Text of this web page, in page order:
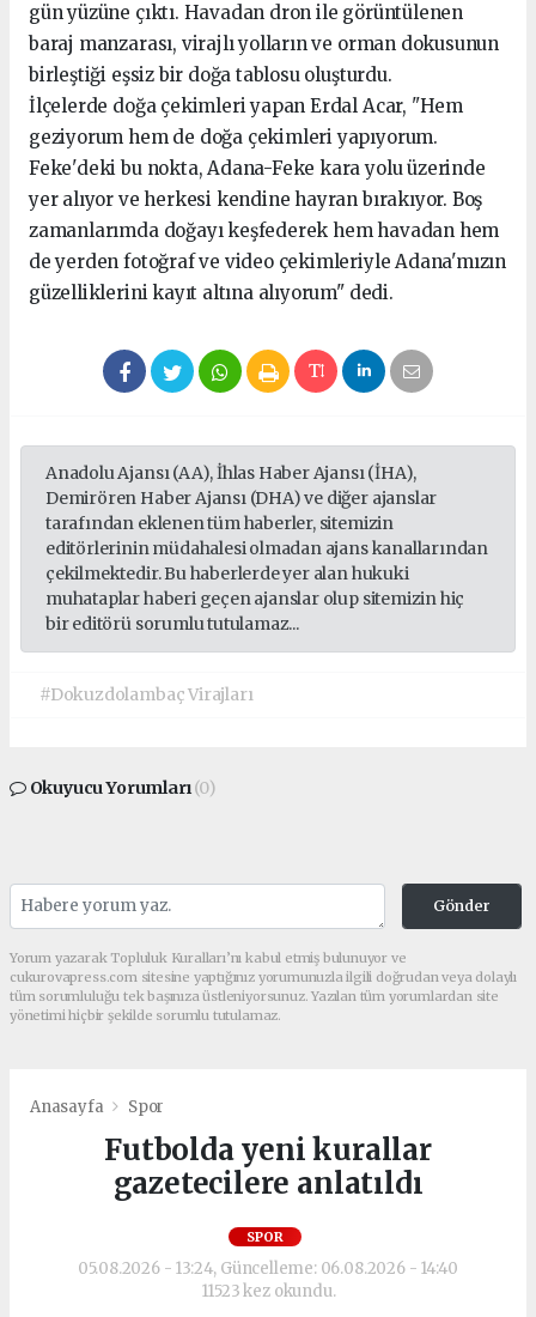
gün yüzüne çıktı. Havadan dron ile görüntülenen
baraj manzarası, virajlı yolların ve orman dokusunun
birleştiği eşsiz bir doğa tablosu oluşturdu.
İlçelerde doğa çekimleri yapan Erdal Acar, "Hem
geziyorum hem de doğa çekimleri yapıyorum.
Feke'deki bu nokta, Adana-Feke kara yolu üzerinde
yer alıyor ve herkesi kendine hayran bırakıyor. Boş
zamanlarımda doğayı keşfederek hem havadan hem
de yerden fotoğraf ve video çekimleriyle Adana'mızın
güzelliklerini kayıt altına alıyorum" dedi.
Anadolu Ajansı (AA), İhlas Haber Ajansı (İHA),
Demirören Haber Ajansı (DHA) ve diğer ajanslar
tarafından eklenen tüm haberler, sitemizin
editörlerinin müdahalesi olmadan ajans kanallarından
çekilmektedir. Bu haberlerde yer alan hukuki
muhataplar haberi geçen ajanslar olup sitemizin hiç
bir editörü sorumlu tutulamaz...
#Dokuzdolambaç Virajları
Okuyucu Yorumları(0)
Gönder
Yorum yazarak Topluluk Kuralları’nı kabul etmiş bulunuyor ve
cukurovapress.com sitesine yaptığınız yorumunuzla ilgili doğrudan veya dolaylı
tüm sorumluluğu tek başınıza üstleniyorsunuz. Yazılan tüm yorumlardan site
yönetimi hiçbir şekilde sorumlu tutulamaz.
Anasayfa Spor
Futbolda yeni kurallar
gazetecilere anlatıldı
SPOR
05.08.2026 - 13:24, Güncelleme: 06.08.2026 - 14:40
11523 kez okundu.